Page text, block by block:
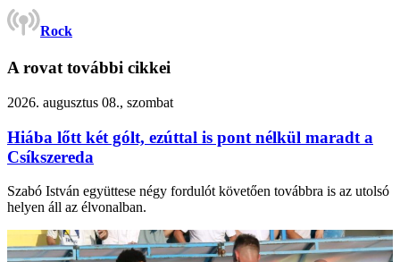
Rock
A rovat további cikkei
2026. augusztus 08., szombat
Hiába lőtt két gólt, ezúttal is pont nélkül maradt a
Csíkszereda
Szabó István együttese négy fordulót követően továbbra is az utolsó
helyen áll az élvonalban.